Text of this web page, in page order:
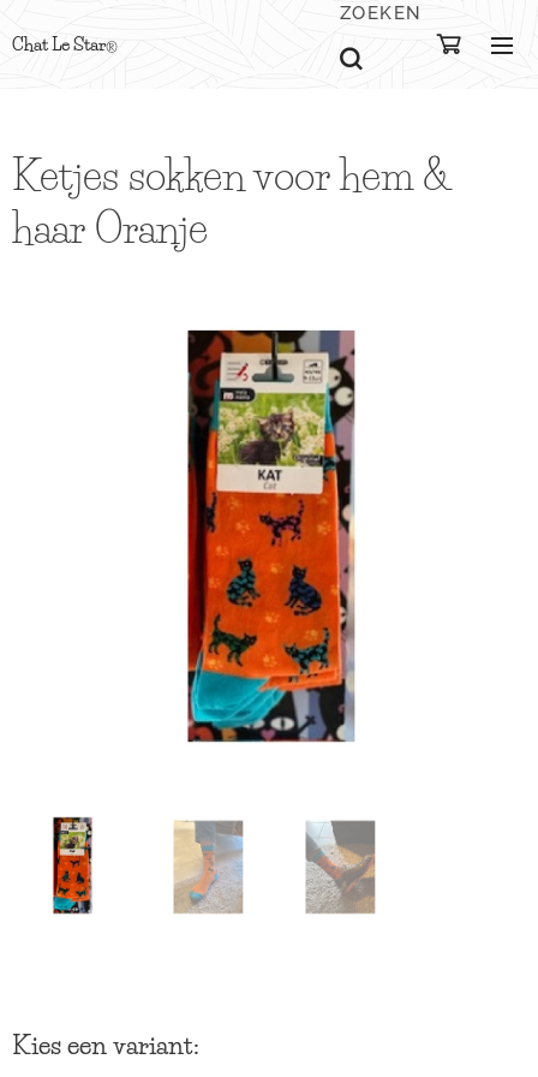
Chat Le Star®
ZOEKEN
Ketjes sokken voor hem &
haar Oranje
Kies een variant: